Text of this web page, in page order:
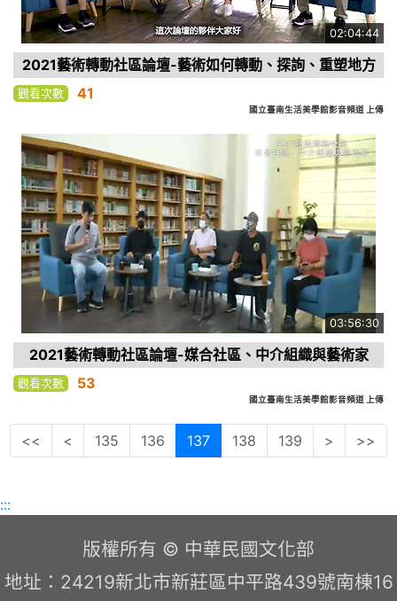
02:04:44
2021藝術轉動社區論壇-藝術如何轉動、探詢、重塑地方
觀看次數 41
國立臺南生活美學館影音頻道 上傳
03:56:30
2021藝術轉動社區論壇-媒合社區、中介組織與藝術家
觀看次數 53
國立臺南生活美學館影音頻道 上傳
<< < 135 136 137 138 139 > >>
:::
版權所有 © 中華民國文化部
地址：24219新北市新莊區中平路439號南棟16